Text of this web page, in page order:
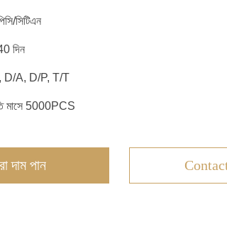
সিটিএন
দিন
D/A, D/P, T/T
মাসে 5000PCS
দাম পান